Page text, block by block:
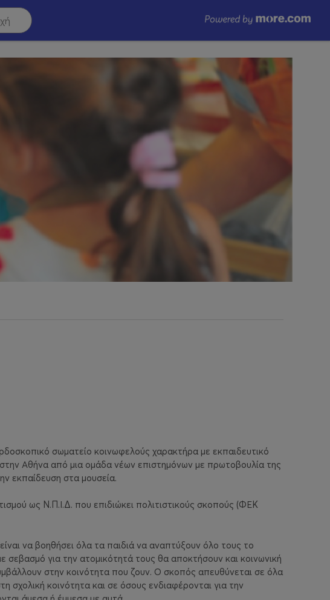
σωματείο κοινωφελούς χαρακτήρα με εκπαιδευτικό
στην Αθήνα από μια ομάδα νέων επιστημόνων με πρωτοβουλία της
εκπαίδευση στα μουσεία.
ως Ν.Π.Ι.Δ. που επιδιώκει πολιτιστικούς σκοπούς (ΦΕΚ
να βοηθήσει όλα τα παιδιά να αναπτύξουν όλο τους το
σεβασμό για την ατομικότητά τους θα αποκτήσουν και κοινωνική
στην κοινότητα που ζουν. Ο σκοπός απευθύνεται σε όλα
σχολική κοινότητα και σε όσους ενδιαφέρονται για την